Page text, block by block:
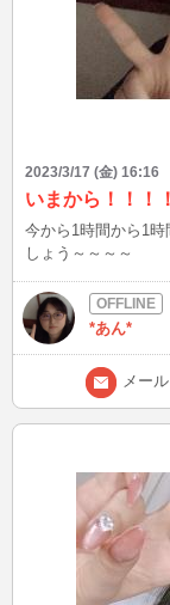
2023/3/17 (金) 16:16
いまから！！！
今から1時間から1
しょう～～～～
*あん*
メール